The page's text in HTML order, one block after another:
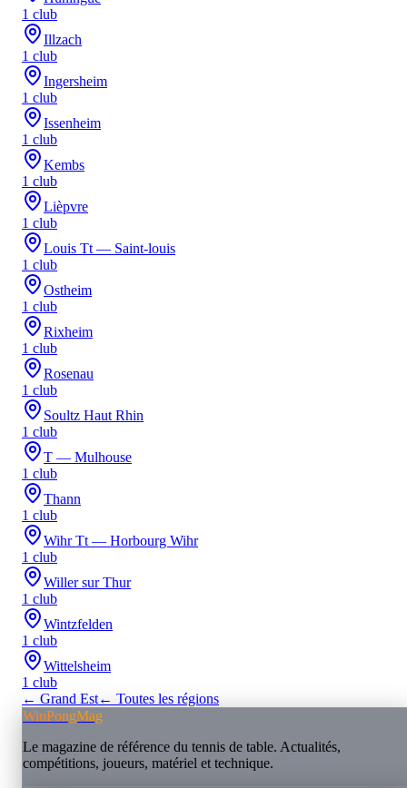
1 club
Illzach
1 club
Ingersheim
1 club
Issenheim
1 club
Kembs
1 club
Lièpvre
1 club
Louis Tt — Saint-louis
1 club
Ostheim
1 club
Rixheim
1 club
Rosenau
1 club
Soultz Haut Rhin
1 club
T — Mulhouse
1 club
Thann
1 club
Wihr Tt — Horbourg Wihr
1 club
Willer sur Thur
1 club
Wintzfelden
1 club
Wittelsheim
1 club
← Grand Est← Toutes les régions
WinPongMag
Le magazine de référence du tennis de table. Actualités,
compétitions, joueurs, matériel et technique.